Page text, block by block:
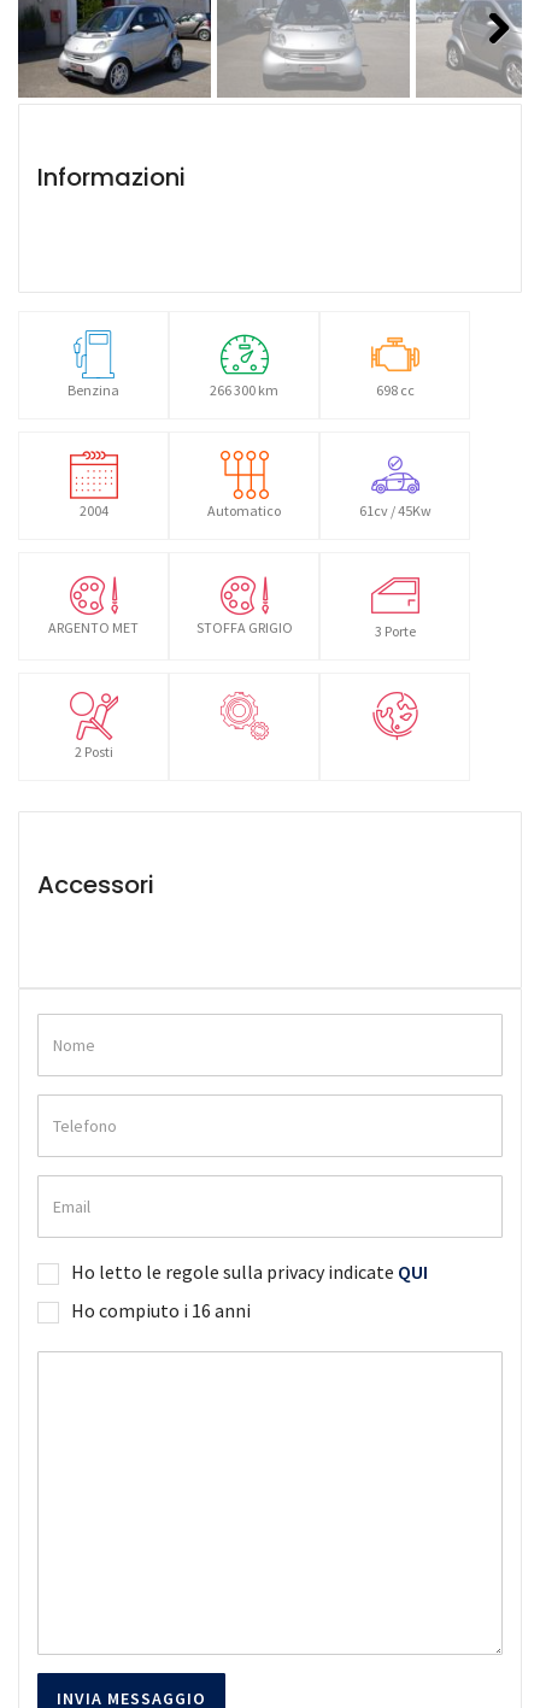
Next
Informazioni
Benzina 266 300 km 698 cc
2004 Automatico 61cv / 45Kw
ARGENTO MET STOFFA GRIGIO 3 Porte
2 Posti
Accessori
Ho letto le regole sulla privacy indicate QUI
Ho compiuto i 16 anni